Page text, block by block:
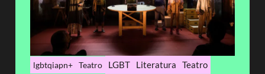
lgbtqiapn+ Teatro LGBT Literatura Teatro